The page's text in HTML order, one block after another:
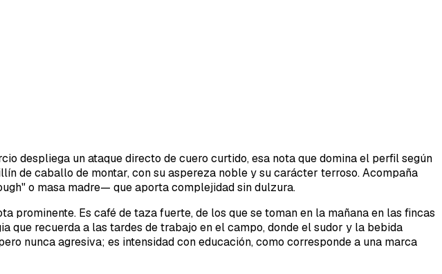
despliega un ataque directo de cuero curtido, esa nota que domina el perfil según
de caballo de montar, con su aspereza noble y su carácter terroso. Acompaña
o masa madre— que aporta complejidad sin dulzura.
Es café de taza fuerte, de los que se toman en la mañana en las fincas
que recuerda a las tardes de trabajo en el campo, donde el sudor y la bebida
nunca agresiva; es intensidad con educación, como corresponde a una marca